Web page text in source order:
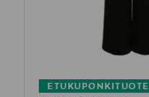
ETUKUPONKITUOTE